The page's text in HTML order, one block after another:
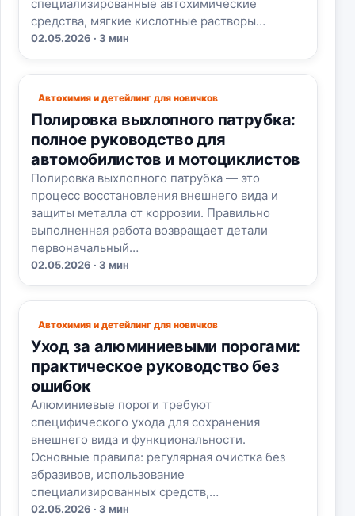
специализированные автохимические
средства, мягкие кислотные растворы…
02.05.2026 · 3 мин
Автохимия и детейлинг для новичков
Полировка выхлопного патрубка:
полное руководство для
автомобилистов и мотоциклистов
Полировка выхлопного патрубка — это
процесс восстановления внешнего вида и
защиты металла от коррозии. Правильно
выполненная работа возвращает детали
первоначальный…
02.05.2026 · 3 мин
Автохимия и детейлинг для новичков
Уход за алюминиевыми порогами:
практическое руководство без
ошибок
Алюминиевые пороги требуют
специфического ухода для сохранения
внешнего вида и функциональности.
Основные правила: регулярная очистка без
абразивов, использование
специализированных средств,…
02.05.2026 · 3 мин